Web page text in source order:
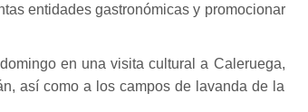
entidades gastronómicas y promocionar
en una visita cultural a Caleruega,
así como a los campos de lavanda de la